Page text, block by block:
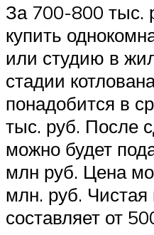
За 700-800 тыс.
купить
или студию в
стадии
понадобится в
тыс. руб. После
можно будет
млн руб. Цена
млн. руб.
составляет от